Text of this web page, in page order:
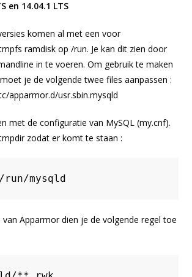
en 14.04.1 LTS
komen al met een voor
ramdisk op /run. Je kan dit zien door
in te voeren. Om gebruik te maken
je de volgende twee files aanpassen :
apparmor.d/usr.sbin.mysqld
met de configuratie van MySQL (my.cnf).
zodat er komt te staan :
mysqld
Apparmor dien je de volgende regel toe